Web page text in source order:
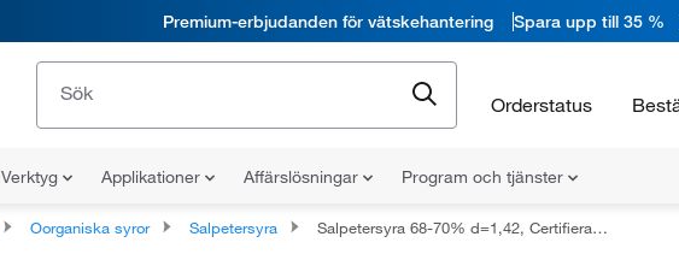
Premium-erbjudanden för vätskehantering Spara upp till 35 %
Orderstatus
Verktyg Applikationer Affärslösningar Program och tjänster
Oorganiska syror Salpetersyra Salpetersyra 68-70% d=1,42, Certifierad AR , för analys, Fisher Chemical™